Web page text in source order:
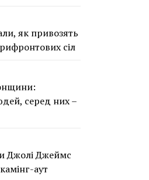
як привозять
сіл
серед них –
Джолі Джеймс
аут